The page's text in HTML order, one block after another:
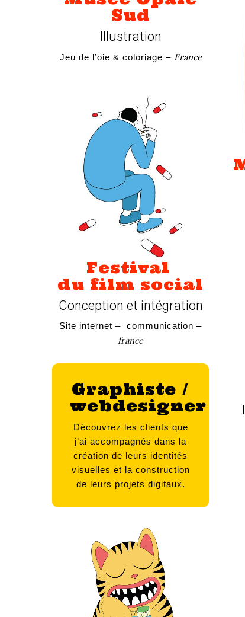
Sud
Illustration
Jeu de l’oie & coloriage – France
Festival
du film social
Conception et intégration
Site internet – communication –
france
Graphiste /
webdesigner
Découvrez les clients que
j’ai accompagnés dans la
création de leurs identités
visuelles et la construction
de leurs projets digitaux.